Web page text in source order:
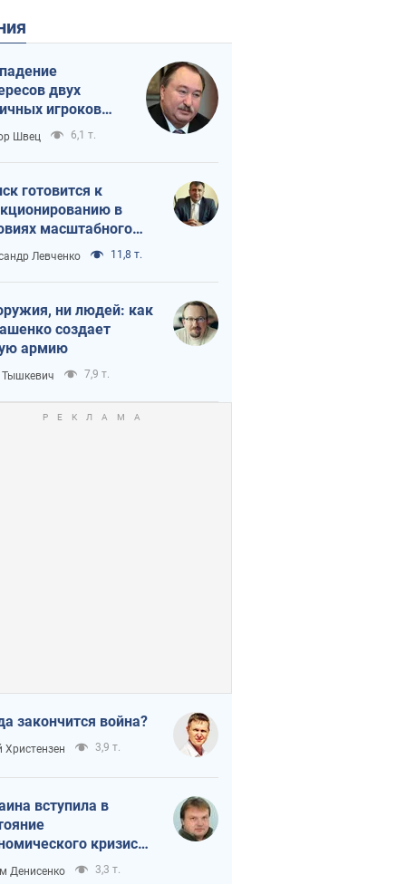
двух
игроков
тайный план
и Путина?
Швец 6,1 т.
готовится к
в
масштабного
кризиса
Левченко 11,8 т.
ни людей: как
создает
армию
Тышкевич 7,9 т.
закончится война?
Христензен 3,9 т.
вступила в
кризиса.
ли свет в конце
Денисенко 3,3 т.